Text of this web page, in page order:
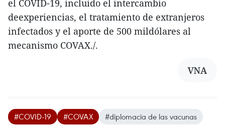
el COVID-19, incluido el intercambio
deexperiencias, el tratamiento de extranjeros
infectados y el aporte de 500 mildólares al
mecanismo COVAX./.
VNA
#COVID-19 #COVAX #diplomacia de las vacunas